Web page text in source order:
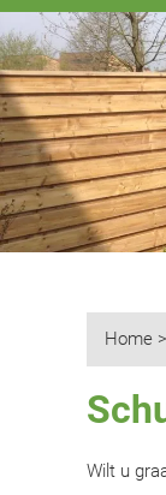
Home >
Wilt u